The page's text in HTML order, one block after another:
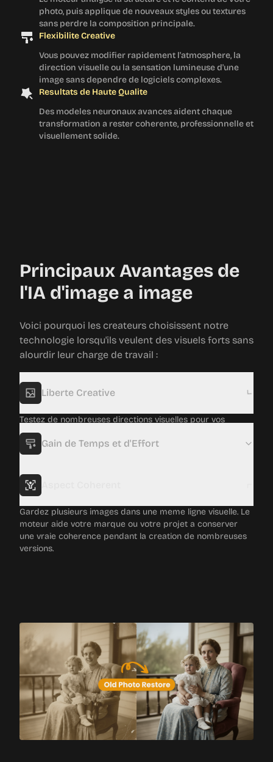
photo, puis applique de nouveaux styles ou textures
sans perdre la composition principale.
Flexibilite Creative
Vous pouvez modifier rapidement l'atmosphere, la
direction visuelle ou la sensation lumineuse d'une
image sans dependre de logiciels complexes.
Resultats de Haute Qualite
Des modeles neuronaux avances aident chaque
transformation a rester coherente, professionnelle et
visuellement solide.
Principaux Avantages de
l'IA d'image a image
Voici pourquoi les createurs choisissent notre
technologie lorsqu'ils veulent des visuels forts sans
alourdir leur charge de travail :
Liberte Creative
Testez de nombreuses directions visuelles pour vos
photos en peu de temps. L'outil ouvre l'acces a des styles
et idees que vous n'auriez peut-etre pas trouves seul.
Aspect Coherent